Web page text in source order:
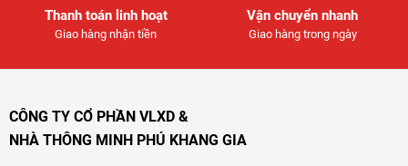
Thanh toán linh hoạt
Giao hàng nhận tiền
Vận chuyển nhanh
Giao hàng trong ngày
CÔNG TY CỔ PHẦN VLXD &
NHÀ THÔNG MINH PHÚ KHANG GIA